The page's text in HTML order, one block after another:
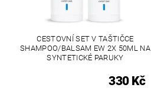
CESTOVNÍ SET V TAŠTIČCE
SHAMPOO/BALSAM EW 2X 50ML NA
SYNTETICKÉ PARUKY
330 Kč